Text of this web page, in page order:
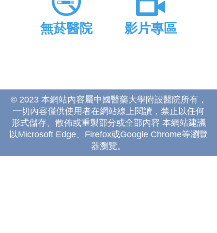
無菸醫院 影片專區
© 2023 本網站內容屬中國醫藥大學附設醫院所有，
一切內容僅供使用者在網站線上閱讀，禁止以任何
形式儲存、散佈或重製部分或全部內容 本網站建議
以Microsoft Edge、Firefox或Google Chrome等瀏覽
器瀏覽。